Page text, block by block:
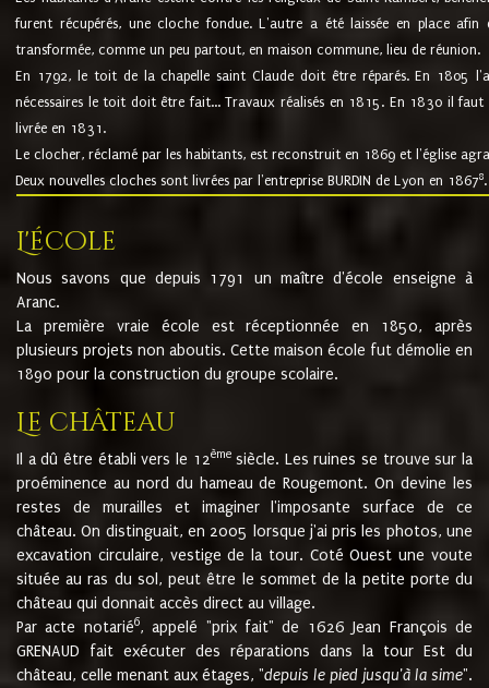
furent récupérés, une cloche fondue. L'autre a été laissée en place
transformée, comme un peu partout, en maison commune, lieu de réunion.
En 1792, le toit de la chapelle saint Claude doit être réparés. En 1805
nécessaires le toit doit être fait... Travaux réalisés en 1815. En 1830 il
livrée en 1831.
Le clocher, réclamé par les habitants, est reconstruit en 1869 et l'église
Deux nouvelles cloches sont livrées par l'entreprise BURDIN de Lyon en 18678.
L'école
Nous savons que depuis 1791 un maître d'école enseigne à
Aranc.
La première vraie école est réceptionnée en 1850, après
plusieurs projets non aboutis. Cette maison école fut démolie en
1890 pour la construction du groupe scolaire.
Le château
Il a dû être établi vers le 12èmesiècle. Les ruines se trouve sur la
proéminence au nord du hameau de Rougemont. On devine les
restes de murailles et imaginer l'imposante surface de ce
château. On distinguait, en 2005 lorsque j'ai pris les photos, une
excavation circulaire, vestige de la tour. Coté Ouest une voute
située au ras du sol, peut être le sommet de la petite porte du
château qui donnait accès direct au village.
Par acte notarié6, appelé "prix fait" de 1626 Jean François de
GRENAUD fait exécuter des réparations dans la tour Est du
château, celle menant aux étages, "depuis le pied jusqu'à la sime".